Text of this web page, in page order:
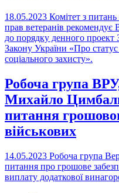
18.05.2023 Комітет з питань
прав ветеранів рекомендує
до порядку денного проект
Закону України «Про статус
соціального захисту».
Робоча група
Михайло
питання
військових
14.05.2023 Робоча група
питання про грошове
виплату додаткової